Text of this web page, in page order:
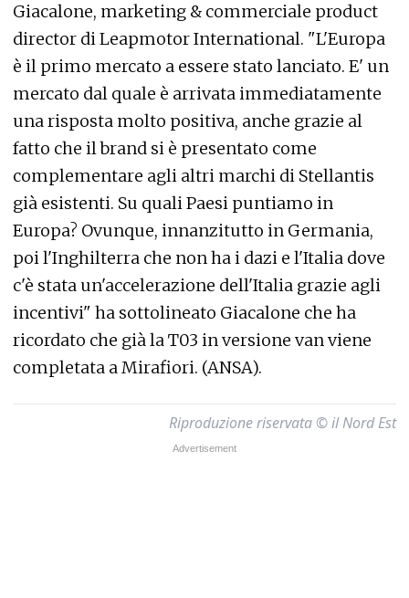
Giacalone, marketing & commerciale product
director di Leapmotor International. "L'Europa
è il primo mercato a essere stato lanciato. E' un
mercato dal quale è arrivata immediatamente
una risposta molto positiva, anche grazie al
fatto che il brand si è presentato come
complementare agli altri marchi di Stellantis
già esistenti. Su quali Paesi puntiamo in
Europa? Ovunque, innanzitutto in Germania,
poi l'Inghilterra che non ha i dazi e l'Italia dove
c'è stata un'accelerazione dell'Italia grazie agli
incentivi" ha sottolineato Giacalone che ha
ricordato che già la T03 in versione van viene
completata a Mirafiori. (ANSA).
Riproduzione riservata © il Nord Est